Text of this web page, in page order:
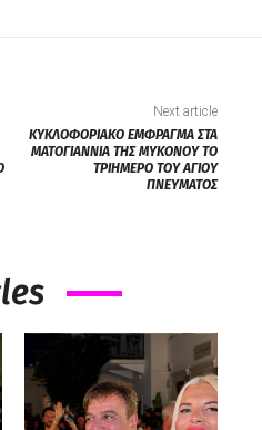
Next article
ΚΥΚΛΟΦΟΡΙΑΚΟ ΕΜΦΡΑΓΜΑ ΣΤΑ
ΜΑΤΟΓΙΑΝΝΙΑ ΤΗΣ ΜΥΚΟΝΟΥ ΤΟ
ΤΡΙΗΜΕΡΟ ΤΟΥ ΑΓΙΟΥ
ΠΝΕΥΜΑΤΟΣ